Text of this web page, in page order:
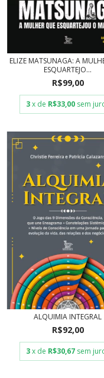
ELIZE MATSUNAGA: A
ESQUARTEJO...
R$99,00
3 x de R$33,00 sem
ALQUIMIA INTEGRAL
R$92,00
3 x de R$30,67 sem